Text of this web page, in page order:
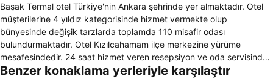
Başak Termal otel Türkiye'nin Ankara şehrinde yer almaktadır. Otel
müşterilerine 4 yıldız kategorisinde hizmet vermekte olup
bünyesinde değişik tarzlarda toplamda 110 misafir odası
bulundurmaktadır. Otel Kızılcahamam ilçe merkezine yürüme
mesafesindedir. 24 saat hizmet veren resepsiyon ve oda servisinde
birden fazla dil bilen personel görev yapmakta ve otel kasası
Benzer konaklama yerleriyle karşılaştır